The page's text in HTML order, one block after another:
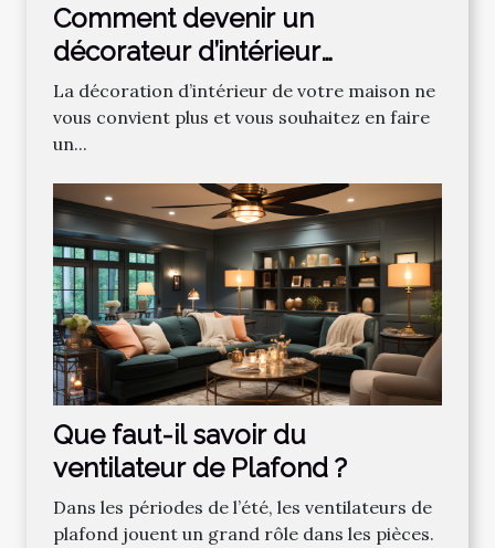
Comment devenir un
décorateur d’intérieur
professionnel ?
La décoration d’intérieur de votre maison ne
vous convient plus et vous souhaitez en faire
un...
Que faut-il savoir du
ventilateur de Plafond ?
Dans les périodes de l’été, les ventilateurs de
plafond jouent un grand rôle dans les pièces.